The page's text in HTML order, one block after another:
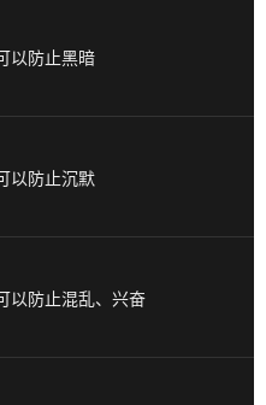
以防止黑暗
以防止沉默
以防止混乱、兴奋